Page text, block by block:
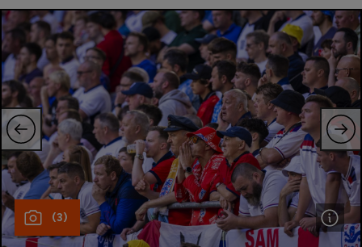
Cupa României
Echipa Națională
U21
Fotbal feminin
Special
Diverse
Inedit
Clasamente
(3)